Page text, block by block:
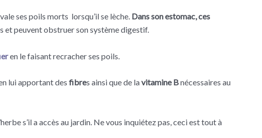
ses poils morts lorsqu’il se lèche. Dans son estomac,ces
et peuvent obstruer son système digestif.
en le faisant recracher ses poils.
lui apportant des fibres ainsi que de lavitamine Bnécessaires au
s’il a accès au jardin. Ne vous inquiétez pas, ceci est tout à